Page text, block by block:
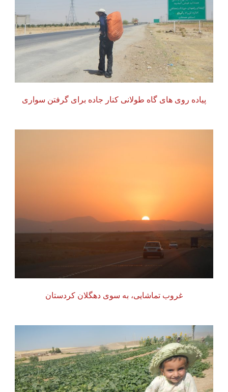
پیاده روی های گاه طولانی کنار جاده برای گرفتن سواری
غروب تماشایی، به سوی دهگلان کردستان